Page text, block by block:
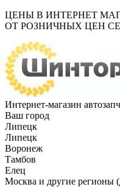
ЦЕНЫ В ИНТЕРНЕТ
ОТ РОЗНИЧНЫХ ЦЕН
Интернет-магазин
Ваш город
Липецк
Липецк
Воронеж
Тамбов
Елец
Москва и другие регионы